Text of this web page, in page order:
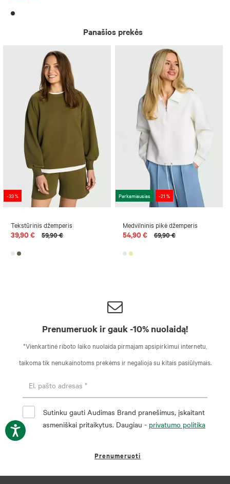
Panašios prekės
-33 %
Tekstūrinis džemperis
39,90 € 59,90 €
Perkamiausias -21 %
Medvilninis pikė džemperis
54,90 € 69,90 €
Prenumeruok ir gauk -10% nuolaidą!
*Vienkartinė riboto laiko nuolaida pirmajam apsipirkimui internetu,
taikoma tik nenukainotoms prekėms ir negalioja su kitais pasiūlymais.
Sutinku gauti Audimas Brand pranešimus, įskaitant
asmeniškai pritaikytus. Daugiau - privatumo politika
Prenumeruoti